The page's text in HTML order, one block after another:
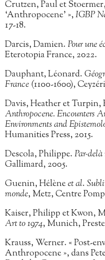
Crutzen, Paul et
‘Anthropocene’ »,IGBP
17-18.
Darcis, Damien.Pour une
Eterotopia France, 2022.
Dauphant, Léonard.
France(1100-1600),
Davis, Heather et Turpin,
Anthropocene. Encounters
Environments and
Humanities Press, 2015.
Descola, Philippe.Par-
Gallimard, 2005.
Guenin, Hélèneet al.
monde, Metz, Centre
Kaiser, Philipp et Kwon,
Art to 1974, Munich,
Krauss, Werner. « Post-
Anthropocene », dans